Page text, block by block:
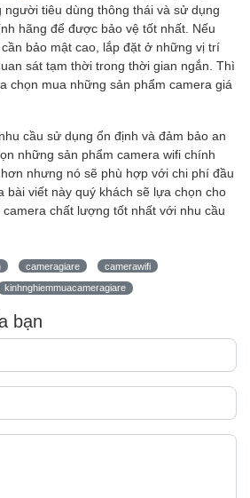
tiêu dùng thông thái và sử dụng
hãng để được bảo vệ tốt nhất. Nếu
bảo mật cao, lắp đặt ở những vị trí
sát tạm thời trong thời gian ngắn. Thì
chọn mua những sản phẩm camera giá
cầu sử dụng ổn định và đảm bảo an
những sản phẩm camera wifi chính
nhưng nó sẽ phù hợp với chi phí đầu
bài viết này quý khách sẽ lựa chọn cho
chất lượng tốt nhất với nhu cầu
cameragiare camerawifi
kinhnghiemmuacameragiare
bạn